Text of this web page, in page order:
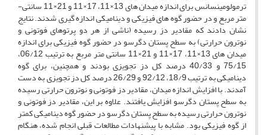
ترمولومینسانس برای اندازه میدان­ های 13×11، 17×11 و 21×11 سانتی­
متر مربع و در حضور گوه­ های فیزیکی و دینامیکی اندازه­ گیری شدند. نتایج
نشان دادند که مقادیر دز رسیده (ناشی از هر دو پرتوهای فوتونی و
نوترون­ حرارتی) به سطح پستان دگرسو در حضور گوه فیزیکی برای اندازه
میدان­ های 13×11، 17×11 و 21×11 سانتی­ متر مربع به­ ترتیب 06/12،
75/15 و 40/33 درصد کل دز تجویزی بودند و همچنین، برای گوه
دینامیکی به ­ترتیب 18/9، 92/12 و 26/29 درصد کل دز تجویزی به ­دست
آمدند. با افزایش اندازه میدان، مقادیر دز فوتونی و نوترون­ حرارتی رسیده
به سطح پستان دگرسو افزایش یافتند. علاوه بر این، مقادیر دز فوتونی و
نوترون­ حرارتی رسیده به سطح پستان دگرسو در حضور گوه دینامیکی کمتر
از گوه فیزیکی بود. مشابه با پیشنهادات مطالعات قبلی انجام شده، هنگام